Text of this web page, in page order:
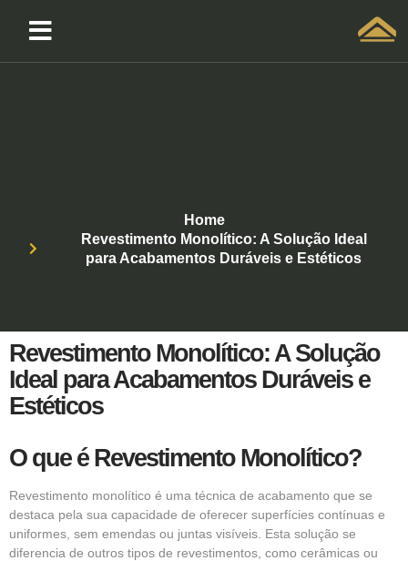
Home
Revestimento Monolítico: A Solução Ideal
para Acabamentos Duráveis e Estéticos
Revestimento Monolítico: A Solução
Ideal para Acabamentos Duráveis e
Estéticos
O que é Revestimento Monolítico?
Revestimento monolítico é uma técnica de acabamento que se
destaca pela sua capacidade de oferecer superfícies contínuas e
uniformes, sem emendas ou juntas visíveis. Esta solução se
diferencia de outros tipos de revestimentos, como cerâmicas ou